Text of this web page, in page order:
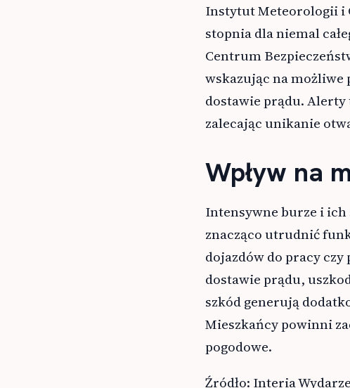
Instytut Meteorologii i
stopnia dla niemal
Centrum
wskazując na
dostawie prądu. Alerty
zalecając unikanie
Wpływ na
Intensywne burze i
znacząco utrudnić
dojazdów do pracy
dostawie prądu,
szkód generują
Mieszkańcy powinni
pogodowe.
Źródło: Interia